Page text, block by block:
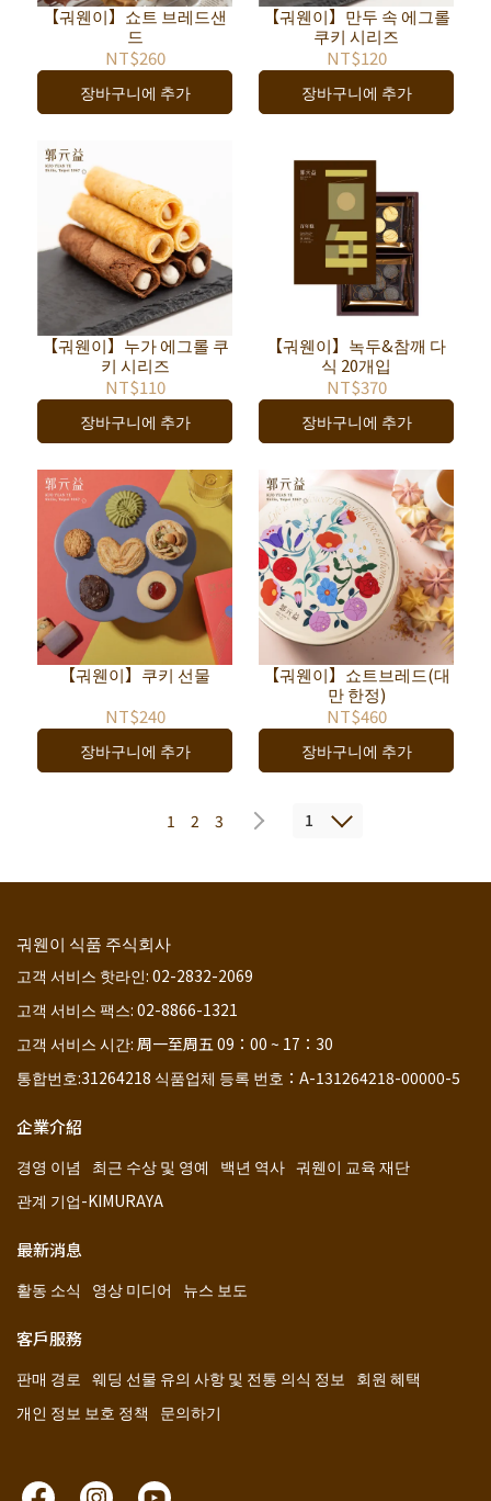
【궈웬이】쇼트 브레드샌
드
NT$260
장바구니에 추가
【궈웬이】만두 속 에그롤
쿠키 시리즈
NT$120
장바구니에 추가
【궈웬이】누가 에그롤 쿠
키 시리즈
NT$110
장바구니에 추가
【궈웬이】녹두&참깨 다
식 20개입
NT$370
장바구니에 추가
【궈웬이】쿠키 선물
NT$240
장바구니에 추가
【궈웬이】쇼트브레드(대
만 한정)
NT$460
장바구니에 추가
1 2 3 1
궈웬이 식품 주식회사
고객 서비스 핫라인: 02-2832-2069
고객 서비스 팩스: 02-8866-1321
고객 서비스 시간: 周一至周五 09：00 ~ 17：30
통합번호:31264218 식품업체 등록 번호：A-131264218-00000-5
企業介紹
경영 이념 최근 수상 및 영예 백년 역사 궈웬이 교육 재단
관계 기업-KIMURAYA
最新消息
활동 소식 영상 미디어 뉴스 보도
客戶服務
판매 경로 웨딩 선물 유의 사항 및 전통 의식 정보 회원 혜택
개인 정보 보호 정책
문의하기